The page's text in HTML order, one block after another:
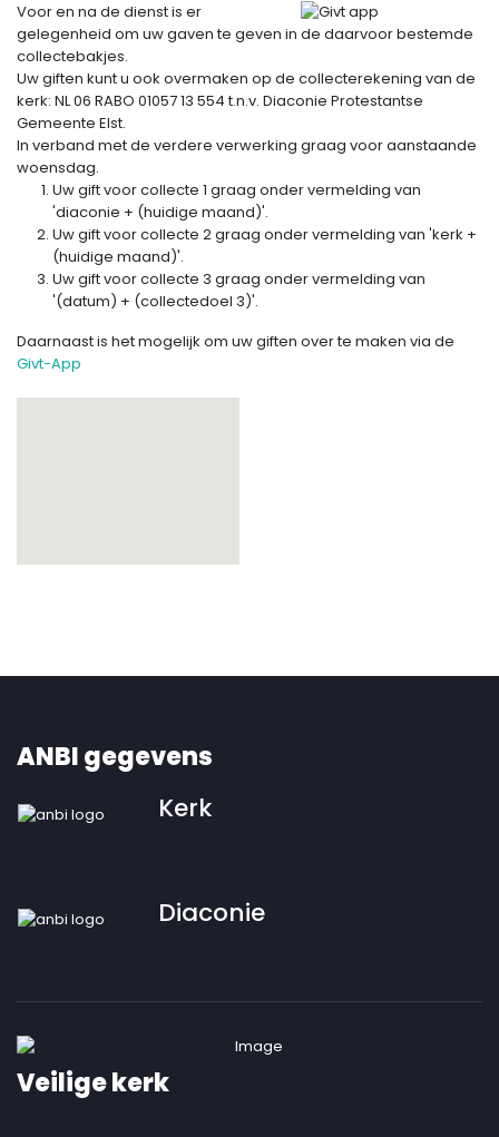
Voor en na de dienst is er
gelegenheid om uw gaven te geven in de daarvoor bestemde
collectebakjes.
Uw giften kunt u ook overmaken op de collecterekening van de
kerk: NL 06 RABO 01057 13 554 t.n.v. Diaconie Protestantse
Gemeente Elst.
In verband met de verdere verwerking graag voor aanstaande
woensdag.
Uw gift voor collecte 1 graag onder vermelding van
'diaconie + (huidige maand)'.
Uw gift voor collecte 2 graag onder vermelding van 'kerk +
(huidige maand)'.
Uw gift voor collecte 3 graag onder vermelding van
'(datum) + (collectedoel 3)'.
Daarnaast is het mogelijk om uw giften over te maken via de
Givt-App
ANBI gegevens
Kerk
Diaconie
Veilige kerk